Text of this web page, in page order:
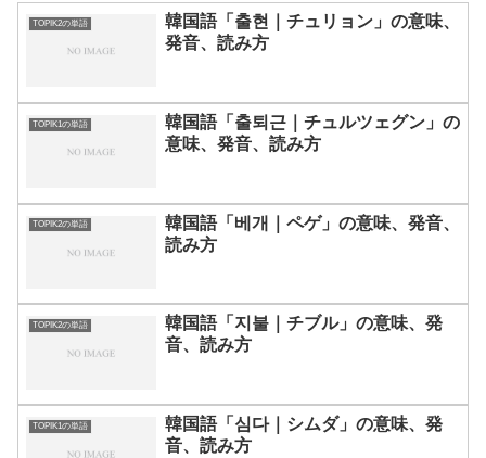
TOPIK2の単語
韓国語「출현｜チュリョン」の意味、
発音、読み方
TOPIK1の単語
韓国語「출퇴근｜チュルツェグン」の
意味、発音、読み方
TOPIK2の単語
韓国語「베개｜ペゲ」の意味、発音、
読み方
TOPIK2の単語
韓国語「지불｜チブル」の意味、発
音、読み方
TOPIK1の単語
韓国語「심다｜シムダ」の意味、発
音、読み方